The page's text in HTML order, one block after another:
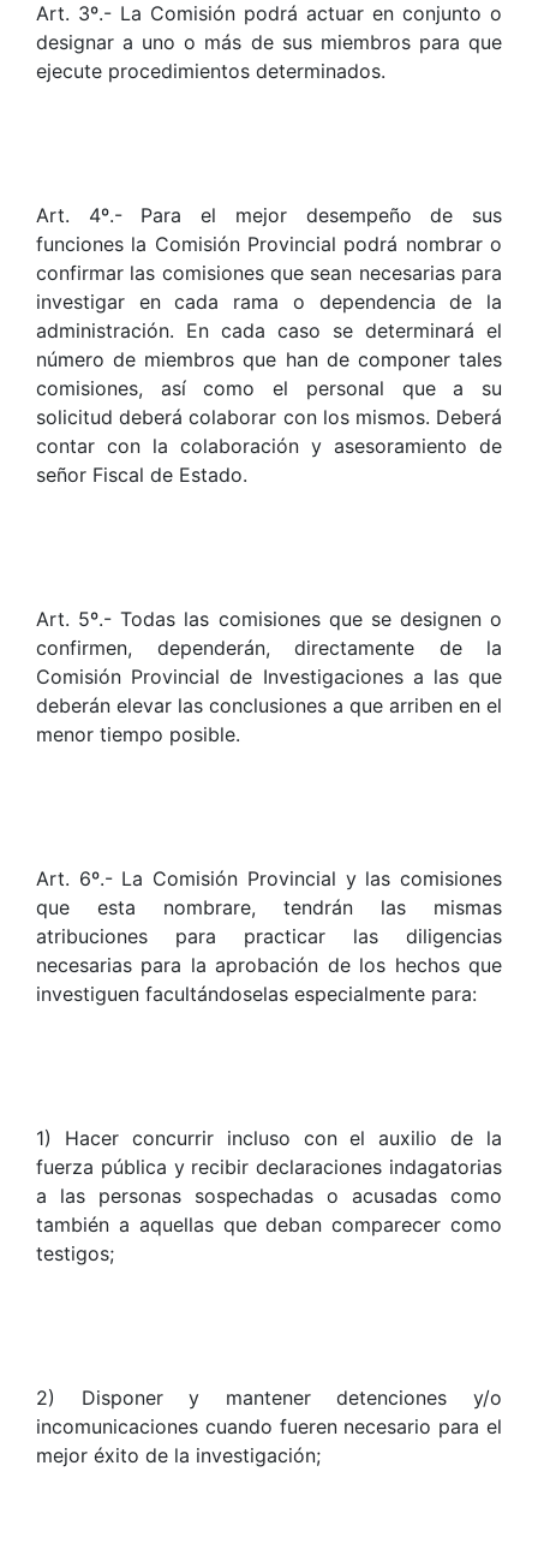
Art. 3º.- La Comisión podrá actuar en conjunto o
designar a uno o más de sus miembros para que
ejecute procedimientos determinados.
Art. 4º.- Para el mejor desempeño de sus
funciones la Comisión Provincial podrá nombrar o
confirmar las comisiones que sean necesarias para
investigar en cada rama o dependencia de la
administración. En cada caso se determinará el
número de miembros que han de componer tales
comisiones, así como el personal que a su
solicitud deberá colaborar con los mismos. Deberá
contar con la colaboración y asesoramiento de
señor Fiscal de Estado.
Art. 5º.- Todas las comisiones que se designen o
confirmen, dependerán, directamente de la
Comisión Provincial de Investigaciones a las que
deberán elevar las conclusiones a que arriben en el
menor tiempo posible.
Art. 6º.- La Comisión Provincial y las comisiones
que esta nombrare, tendrán las mismas
atribuciones para practicar las diligencias
necesarias para la aprobación de los hechos que
investiguen facultándoselas especialmente para:
1) Hacer concurrir incluso con el auxilio de la
fuerza pública y recibir declaraciones indagatorias
a las personas sospechadas o acusadas como
también a aquellas que deban comparecer como
testigos;
2) Disponer y mantener detenciones y/o
incomunicaciones cuando fueren necesario para el
mejor éxito de la investigación;